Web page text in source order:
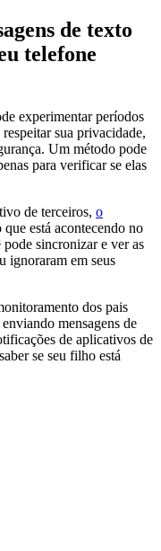
de texto
telefone
experimentar períodos
sua privacidade,
Um método pode
para verificar se elas
de terceiros, o
que está acontecendo no
sincronizar e ver as
ignoraram em seus
dos pais
mensagens de
de aplicativos de
se seu filho está